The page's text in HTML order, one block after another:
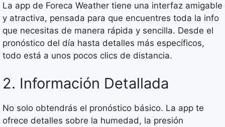
La app de Foreca Weather tiene una interfaz amigable
y atractiva, pensada para que encuentres toda la info
que necesitas de manera rápida y sencilla. Desde el
pronóstico del día hasta detalles más específicos,
todo está a unos pocos clics de distancia.
2. Información Detallada
No solo obtendrás el pronóstico básico. La app te
ofrece detalles sobre la humedad, la presión